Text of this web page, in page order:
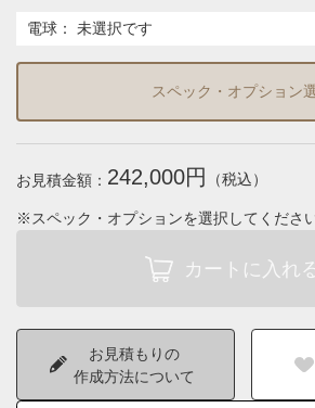
電球 ： 未選択です
スペック・オプション
お見積金額： 242,000円 （税込）
※スペック・オプションを選択してくださ
お見積もりの
作成方法について